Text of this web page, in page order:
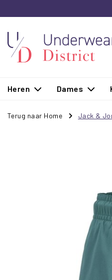
Heren Dames
Terug naar Home Jack &